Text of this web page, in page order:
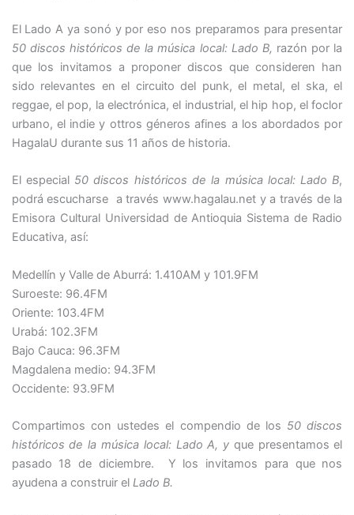
El Lado A ya sonó y por eso nos preparamos para presentar
50 discos históricos de la música local: Lado B, razón por la
que los invitamos a proponer discos que consideren han
sido relevantes en el circuito del punk, el metal, el ska, el
reggae, el pop, la electrónica, el industrial, el hip hop, el foclor
urbano, el indie y ottros géneros afines a los abordados por
HagalaU durante sus 11 años de historia.
El especial 50 discos históricos de la música local: Lado B,
podrá escucharse a través www.hagalau.net y a través de la
Emisora Cultural Universidad de Antioquia Sistema de Radio
Educativa, así:
Medellín y Valle de Aburrá: 1.410AM y 101.9FM
Suroeste: 96.4FM
Oriente: 103.4FM
Urabá: 102.3FM
Bajo Cauca: 96.3FM
Magdalena medio: 94.3FM
Occidente: 93.9FM
Compartimos con ustedes el compendio de los 50 discos
históricos de la música local: Lado A, y que presentamos el
pasado 18 de diciembre. Y los invitamos para que nos
ayudena a construir el Lado B.